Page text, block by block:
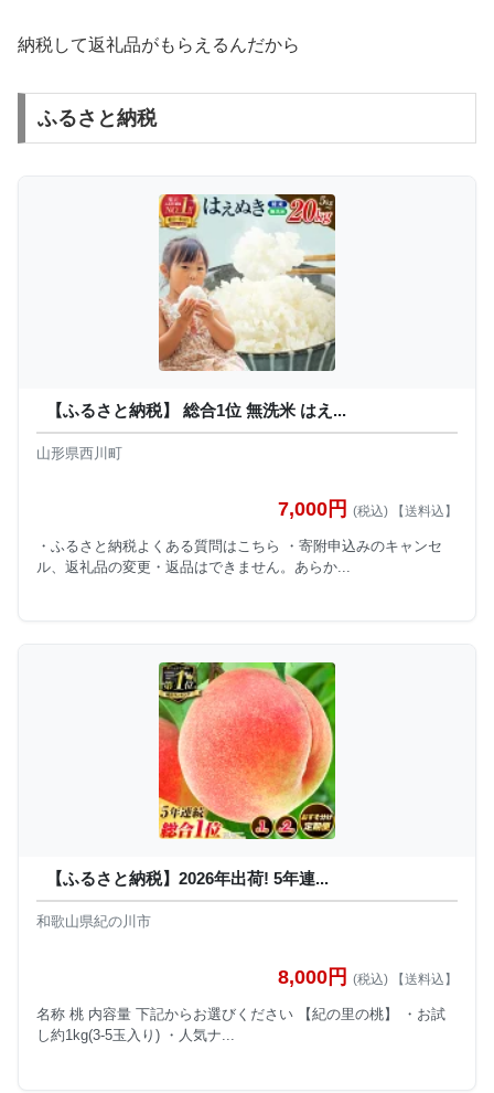
納税して返礼品がもらえるんだから
ふるさと納税
【ふるさと納税】 総合1位 無洗米 はえ...
山形県西川町
7,000円 (税込) 【送料込】
・ふるさと納税よくある質問はこちら ・寄附申込みのキャンセ
ル、返礼品の変更・返品はできません。あらか...
【ふるさと納税】2026年出荷! 5年連...
和歌山県紀の川市
8,000円 (税込) 【送料込】
名称 桃 内容量 下記からお選びください 【紀の里の桃】 ・お試
し約1kg(3-5玉入り) ・人気ナ...